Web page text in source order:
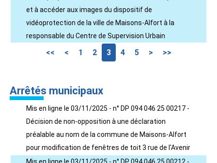
et à accéder aux images du dispositif de
vidéoprotection de la ville de Maisons-Alfort à la
responsable du Centre de Supervision Urbain
<< < 1 2 3 4 5 > >>
Arrêtés municipaux
Mis en ligne le 03/11/2025 - n° DP 094 046 25 00217 -
Décision de non-opposition à une déclaration
préalable au nom de la commune de Maisons-Alfort
pour modification de fenêtres de toit 3 rue de l'Avenir